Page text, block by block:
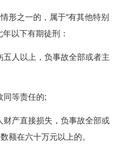
形之一的，属于“有其他特别
以下有期徒刑：
五人以上，负事故全部或者主
同等责任的;
财产直接损失，负事故全部或
额在六十万元以上的。